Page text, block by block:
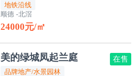
地铁沿线
顺德 -北滘
24000元/㎡
美的绿城凤起兰庭 在售
品牌地产/水景园林